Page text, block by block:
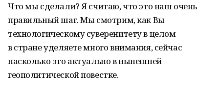
Что мы сделали? Я считаю, что это наш очень
правильный шаг. Мы смотрим, как Вы
технологическому суверенитету в целом
в стране уделяете много внимания, сейчас
насколько это актуально в нынешней
геополитической повестке.